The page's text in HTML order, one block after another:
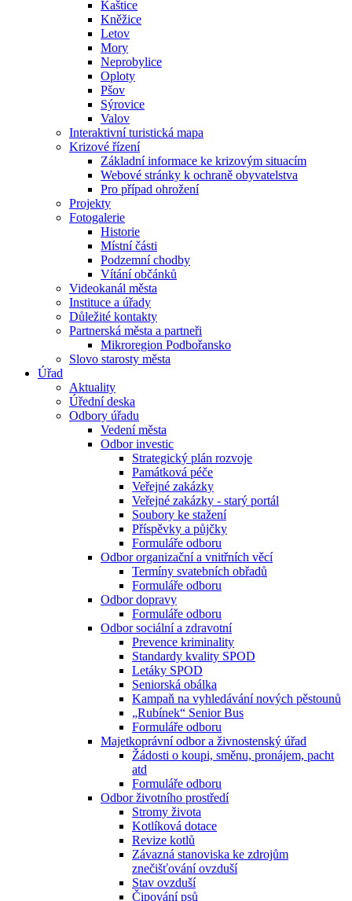
Kaštice
Kněžice
Letov
Mory
Neprobylice
Oploty
Pšov
Sýrovice
Valov
Interaktivní turistická mapa
Krizové řízení
Základní informace ke krizovým situacím
Webové stránky k ochraně obyvatelstva
Pro případ ohrožení
Projekty
Fotogalerie
Historie
Místní části
Podzemní chodby
Vítání občánků
Videokanál města
Instituce a úřady
Důležité kontakty
Partnerská města a partneři
Mikroregion Podbořansko
Slovo starosty města
Úřad
Aktuality
Úřední deska
Odbory úřadu
Vedení města
Odbor investic
Strategický plán rozvoje
Památková péče
Veřejné zakázky
Veřejné zakázky - starý portál
Soubory ke stažení
Příspěvky a půjčky
Formuláře odboru
Odbor organizační a vnitřních věcí
Termíny svatebních obřadů
Formuláře odboru
Odbor dopravy
Formuláře odboru
Odbor sociální a zdravotní
Prevence kriminality
Standardy kvality SPOD
Letáky SPOD
Seniorská obálka
Kampaň na vyhledávání nových pěstounů
„Rubínek“ Senior Bus
Formuláře odboru
Majetkoprávní odbor a živnostenský úřad
Žádosti o koupi, směnu, pronájem, pacht
atd
Formuláře odboru
Odbor životního prostředí
Stromy života
Kotlíková dotace
Revize kotlů
Závazná stanoviska ke zdrojům
znečišťování ovzduší
Stav ovzduší
Čipování psů